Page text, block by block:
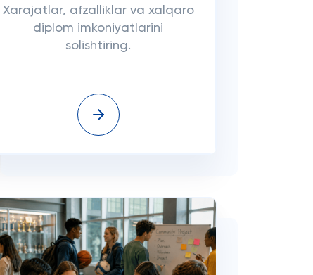
Xarajatlar, afzalliklar va xalqaro
diplom imkoniyatlarini
solishtiring.